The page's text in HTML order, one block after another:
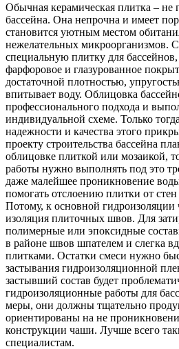
Обычная керамическая плитка – не
бассейна. Она непрочна и имеет
становится уютным местом
нежелательных микроорганизмов.
специальную плитку для бассейнов,
фарфоровое и глазурованное
достаточной плотностью,
впитывает воду. Облицовка
профессионального подхода и
индивидуальной схеме. Только
надежности и качества этого
проекту строительства бассейна
облицовке плиткой или мозаикой,
работы нужно выполнять под это
даже малейшее проникновение
помогать отслоению плитки от
Потому, к основной гидроизоляции
изоляция плиточных швов. Для
полимерные или эпоксидные
в районе швов шпателем и слегка
плитками. Остатки смеси нужно
застывания гидроизоляционной
застывший состав будет
гидроизоляционные работы для
меры, они должны тщательно
ориентированы на не
конструкции чаши. Лучше всего
специалистам.